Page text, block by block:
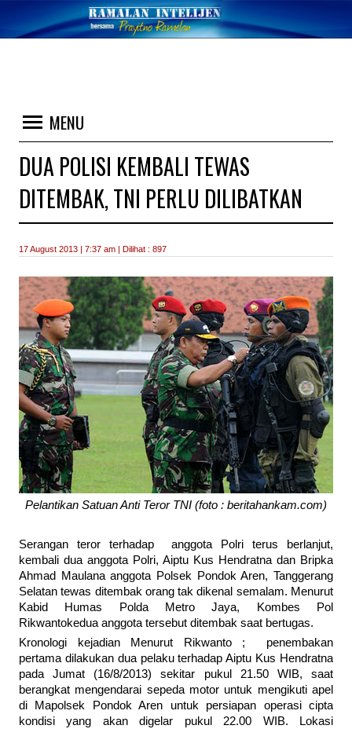
MENU
DUA POLISI KEMBALI TEWAS
DITEMBAK, TNI PERLU DILIBATKAN
17 August 2013 | 7:37 am | Dilihat : 897
Pelantikan Satuan Anti Teror TNI (foto : beritahankam.com)
Serangan teror terhadap anggota Polri terus berlanjut,
kembali dua anggota Polri, Aiptu Kus Hendratna dan Bripka
Ahmad Maulana anggota Polsek Pondok Aren, Tanggerang
Selatan tewas ditembak orang tak dikenal semalam. Menurut
Kabid Humas Polda Metro Jaya, Kombes Pol
Rikwantokedua anggota tersebut ditembak saat bertugas.
Kronologi kejadian Menurut Rikwanto ; penembakan
pertama dilakukan dua pelaku terhadap Aiptu Kus Hendratna
pada Jumat (16/8/2013) sekitar pukul 21.50 WIB, saat
berangkat mengendarai sepeda motor untuk mengikuti apel
di Mapolsek Pondok Aren untuk persiapan operasi cipta
kondisi yang akan digelar pukul 22.00 WIB. Lokasi